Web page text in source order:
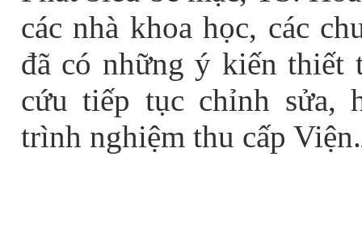
các nhà khoa học, các
đã có những ý kiến thiết
cứu tiếp tục chỉnh sửa,
trình nghiệm thu cấp